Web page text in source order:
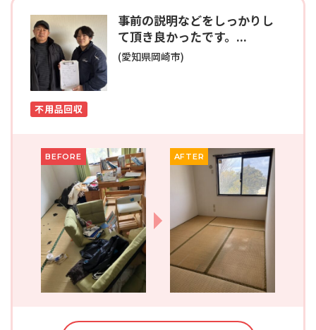
事前の説明などをしっかりし
て頂き良かったです。...
(愛知県岡崎市)
不用品回収
BEFORE AFTER